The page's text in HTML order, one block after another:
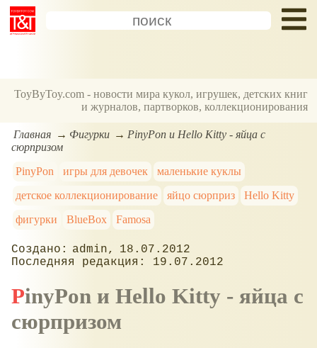
ToyByToy.com - новости мира кукол, игрушек, детских книг
и журналов, партворков, коллекционирования
Главная Фигурки
PinyPon и Hello Kitty - яйца с
сюрпризом
PinyPon
игры для девочек
маленькие куклы
детское коллекционирование
яйцо сюрприз
Hello Kitty
фигурки
BlueBox Famosa
admin
18.07.2012
19.07.2012
PinyPon и Hello Kitty - яйца с
сюрпризом